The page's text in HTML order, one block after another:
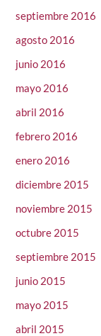
septiembre 2016
agosto 2016
junio 2016
mayo 2016
abril 2016
febrero 2016
enero 2016
diciembre 2015
noviembre 2015
octubre 2015
septiembre 2015
junio 2015
mayo 2015
abril 2015